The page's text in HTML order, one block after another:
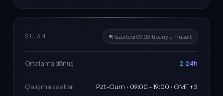
ŞU AN Pazartesi 09:00 itibarıyla müsait
Ortalama dönüş 2-24h
Çalışma saatleri Pzt-Cum · 09:00 - 19:00 · GMT+3